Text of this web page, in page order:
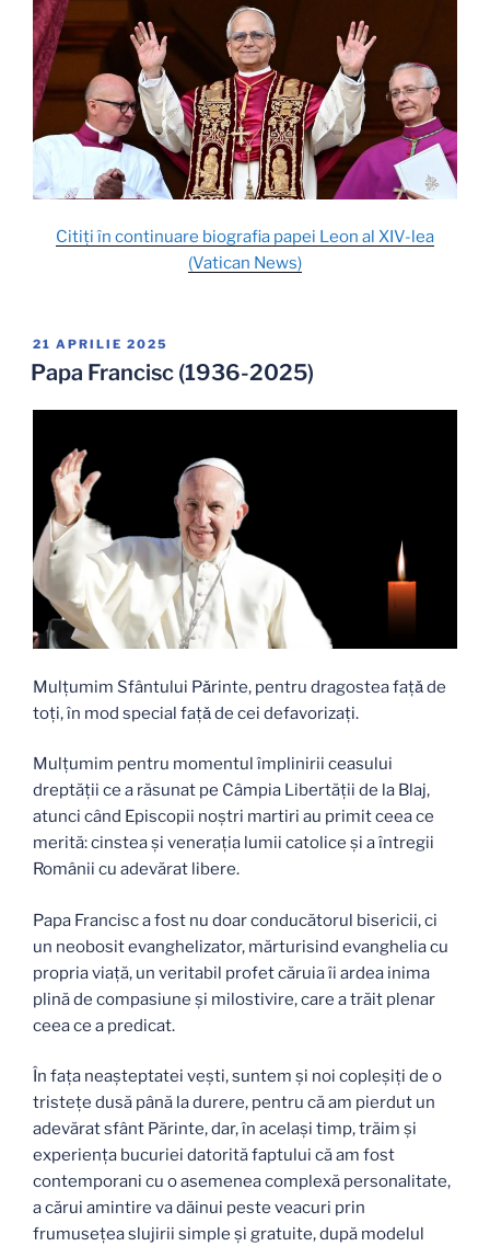
Citiți în continuare biografia papei Leon al XIV-lea
(Vatican News)
PUBLICAT
PE
21 APRILIE 2025
Papa Francisc (1936-2025)
Mulțumim Sfântului Pǎrinte, pentru dragostea fațǎ de
toți, în mod special fațǎ de cei defavorizați.
Mulțumim pentru momentul împlinirii ceasului
dreptății ce a răsunat pe Câmpia Libertății de la Blaj,
atunci când Episcopii noștri martiri au primit ceea ce
merită: cinstea și venerația lumii catolice și a întregii
Românii cu adevărat libere.
Papa Francisc a fost nu doar conducătorul bisericii, ci
un neobosit evanghelizator, mărturisind evanghelia cu
propria viață, un veritabil profet căruia îi ardea inima
plină de compasiune și milostivire, care a trăit plenar
ceea ce a predicat.
În fața neașteptatei vești, suntem și noi copleșiți de o
tristețe dusă până la durere, pentru că am pierdut un
adevărat sfânt Părinte, dar, în același timp, trăim și
experiența bucuriei datorită faptului că am fost
contemporani cu o asemenea complexă personalitate,
a cărui amintire va dăinui peste veacuri prin
frumusețea slujirii simple și gratuite, după modelul